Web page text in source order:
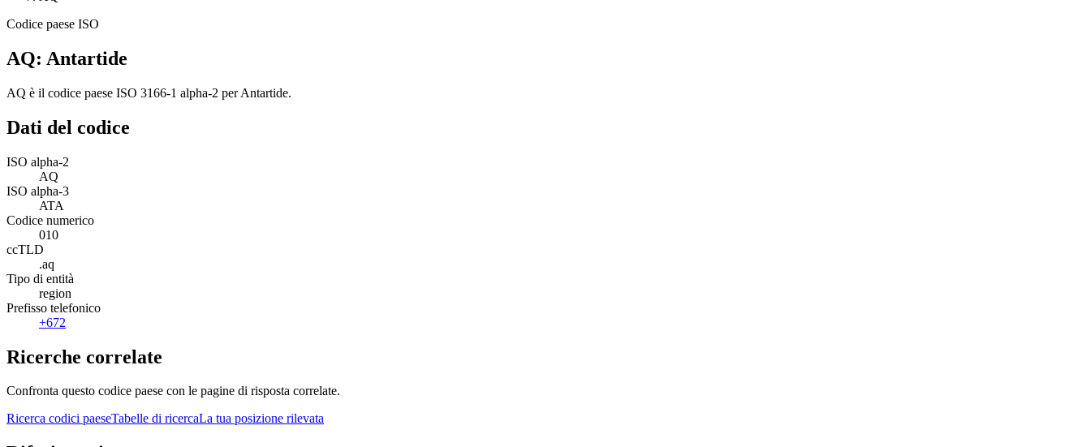
Codice paese ISO
AQ: Antartide
AQ è il codice paese ISO 3166-1 alpha-2 per Antartide.
Dati del codice
ISO alpha-2
AQ
ISO alpha-3
ATA
Codice numerico
010
ccTLD
.aq
Tipo di entità
region
Prefisso telefonico
+672
Ricerche correlate
Confronta questo codice paese con le pagine di risposta correlate.
Ricerca codici paeseTabelle di ricercaLa tua posizione rilevata